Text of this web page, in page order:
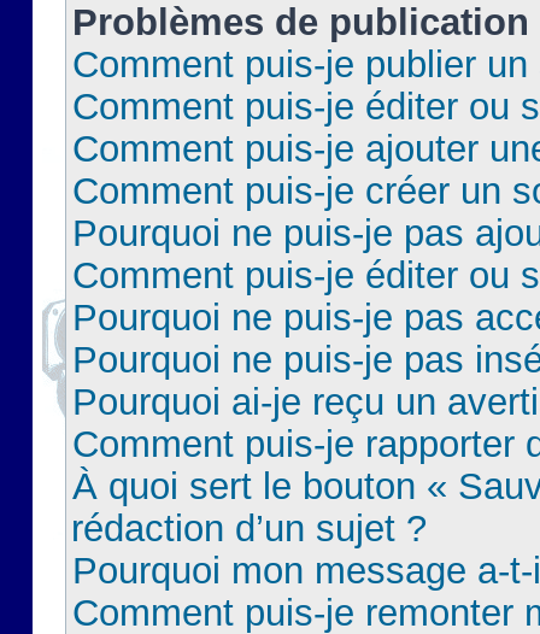
Problèmes de publication
Comment puis-je publier
Comment puis-je éditer ou
Comment puis-je ajouter
Comment puis-je créer un
Pourquoi ne puis-je pas
Comment puis-je éditer ou
Pourquoi ne puis-je pas
Pourquoi ne puis-je pas
Pourquoi ai-je reçu un
Comment puis-je rapporter
À quoi sert le bouton «
rédaction d’un sujet ?
Pourquoi mon message a-
Comment puis-je remonter